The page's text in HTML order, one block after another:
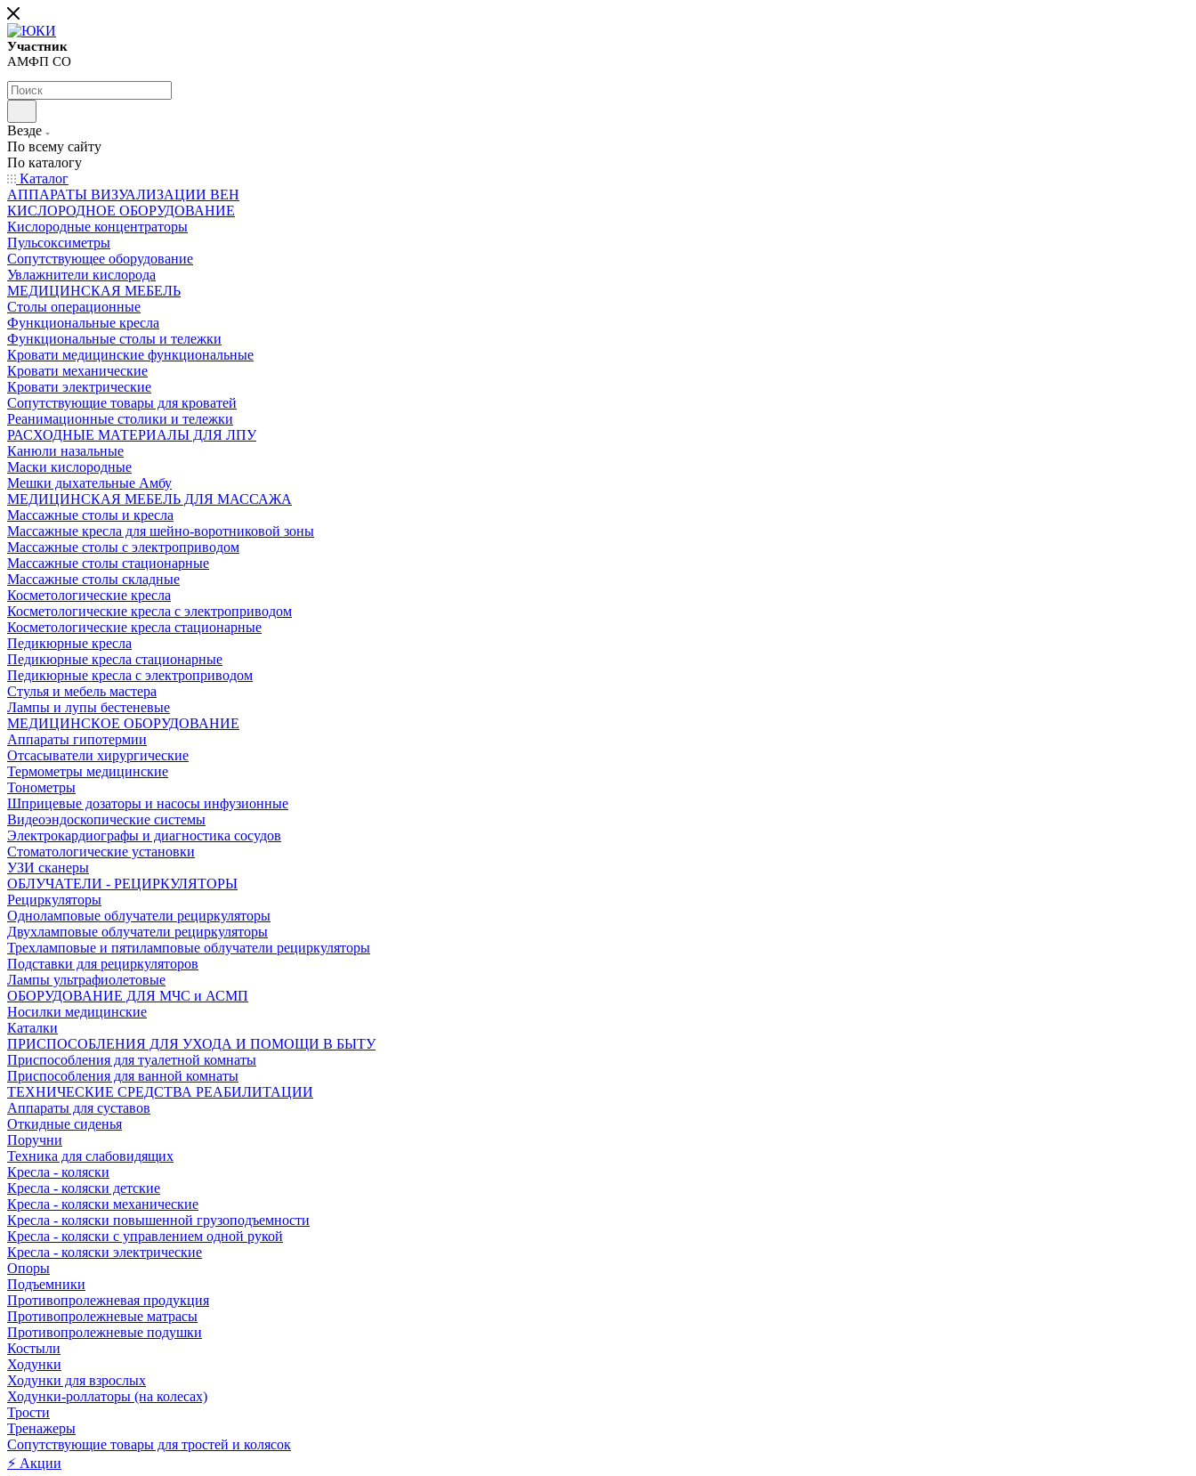
Участник
АМФП СО
Везде
По всему сайту
По каталогу
Каталог
АППАРАТЫ ВИЗУАЛИЗАЦИИ ВЕН
КИСЛОРОДНОЕ ОБОРУДОВАНИЕ
Кислородные концентраторы
Пульсоксиметры
Сопутствующее оборудование
Увлажнители кислорода
МЕДИЦИНСКАЯ МЕБЕЛЬ
Столы операционные
Функциональные кресла
Функциональные столы и тележки
Кровати медицинские функциональные
Кровати механические
Кровати электрические
Сопутствующие товары для кроватей
Реанимационные столики и тележки
РАСХОДНЫЕ МАТЕРИАЛЫ ДЛЯ ЛПУ
Канюли назальные
Маски кислородные
Мешки дыхательные Амбу
МЕДИЦИНСКАЯ МЕБЕЛЬ ДЛЯ МАССАЖА
Массажные столы и кресла
Массажные кресла для шейно-воротниковой зоны
Массажные столы с электроприводом
Массажные столы стационарные
Массажные столы складные
Косметологические кресла
Косметологические кресла с электроприводом
Косметологические кресла стационарные
Педикюрные кресла
Педикюрные кресла стационарные
Педикюрные кресла с электроприводом
Стулья и мебель мастера
Лампы и лупы бестеневые
МЕДИЦИНСКОЕ ОБОРУДОВАНИЕ
Аппараты гипотермии
Отсасыватели хирургические
Термометры медицинские
Тонометры
Шприцевые дозаторы и насосы инфузионные
Видеоэндоскопические системы
Электрокардиографы и диагностика сосудов
Стоматологические установки
УЗИ сканеры
ОБЛУЧАТЕЛИ - РЕЦИРКУЛЯТОРЫ
Рециркуляторы
Одноламповые облучатели рециркуляторы
Двухламповые облучатели рециркуляторы
Трехламповые и пятиламповые облучатели рециркуляторы
Подставки для рециркуляторов
Лампы ультрафиолетовые
ОБОРУДОВАНИЕ ДЛЯ МЧС и АСМП
Носилки медицинские
Каталки
ПРИСПОСОБЛЕНИЯ ДЛЯ УХОДА И ПОМОЩИ В БЫТУ
Приспособления для туалетной комнаты
Приспособления для ванной комнаты
ТЕХНИЧЕСКИЕ СРЕДСТВА РЕАБИЛИТАЦИИ
Аппараты для суставов
Откидные сиденья
Поручни
Техника для слабовидящих
Кресла - коляски
Кресла - коляски детские
Кресла - коляски механические
Кресла - коляски повышенной грузоподъемности
Кресла - коляски с управлением одной рукой
Кресла - коляски электрические
Опоры
Подъемники
Противопролежневая продукция
Противопролежневые матрасы
Противопролежневые подушки
Костыли
Ходунки
Ходунки для взрослых
Ходунки-роллаторы (на колесах)
Трости
Тренажеры
Сопутствующие товары для тростей и колясок
⚡ Акции